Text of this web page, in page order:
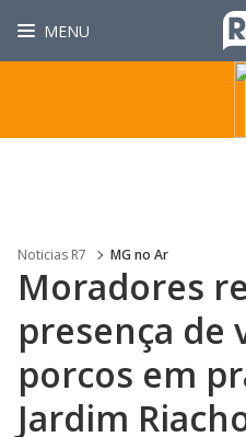
MENU
Noticias R7 MG no Ar
Moradores
presença de
porcos em
Jardim